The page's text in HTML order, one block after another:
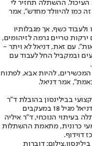
ההשתלה תחזיר לי
כמו להיוולד מחדש", אמר
כשף, אך מגבלותיו
ירקות טריים גרמה לזיהומים,
עם זאת, דניאל לא ויתר -
ובמקביל החל לעבוד עם
המכשירים, להיות אבא, לפתוח
אמר דניאל.
בבילינסון בהובלת ד"ר
מריוס בראון, מנהל מכון הכבד שמלווה את דניאל מגיל 18 במעקבים
בעיתוי הנוכחי, ד"ר איליה
כרונית, מתאמת ההשתלות
דוידוף.
דוברות